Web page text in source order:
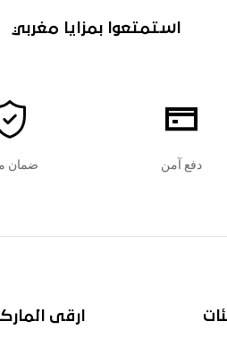
استمتعوا بمزايا مغربي
دفع آمن ضمان
ارقى